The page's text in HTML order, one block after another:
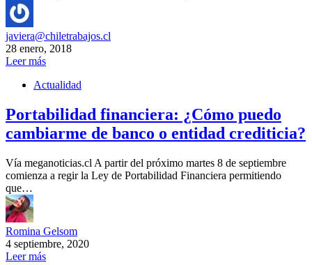
javiera@chiletrabajos.cl
28 enero, 2018
Leer más
Actualidad
Portabilidad financiera: ¿Cómo puedo
cambiarme de banco o entidad crediticia?
Vía meganoticias.cl A partir del próximo martes 8 de septiembre
comienza a regir la Ley de Portabilidad Financiera permitiendo
que…
Romina Gelsom
4 septiembre, 2020
Leer más